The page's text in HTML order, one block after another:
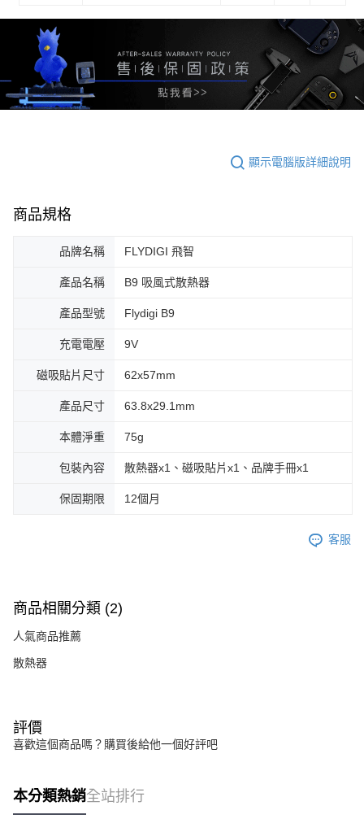
顯示電腦版詳細說明
商品規格
品牌名稱 FLYDIGI 飛智
產品名稱 B9 吸風式散熱器
產品型號 Flydigi B9
充電電壓 9V
磁吸貼片尺寸 62x57mm
產品尺寸 63.8x29.1mm
本體淨重 75g
包裝內容 散熱器x1、磁吸貼片x1、品牌手冊x1
保固期限 12個月
客服
商品相關分類 (2)
人氣商品推薦
散熱器
評價
喜歡這個商品嗎？購買後給他一個好評吧
本分類熱銷全站排行